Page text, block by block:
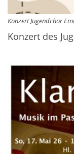
Konzert Jugendchor
Konzert des